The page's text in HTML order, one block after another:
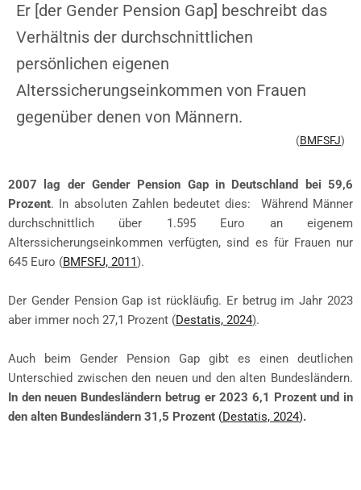
Er [der Gender Pension Gap] beschreibt das
Verhältnis der durchschnittlichen
persönlichen eigenen
Alterssicherungseinkommen von Frauen
gegenüber denen von Männern.
(BMFSFJ)
2007 lag der Gender Pension Gap in Deutschland bei 59,6
Prozent. In absoluten Zahlen bedeutet dies: Während Männer
durchschnittlich über 1.595 Euro an eigenem
Alterssicherungseinkommen verfügten, sind es für Frauen nur
645 Euro (BMFSFJ, 2011).
Der Gender Pension Gap ist rückläufig. Er betrug im Jahr 2023
aber immer noch 27,1 Prozent (Destatis, 2024).
Auch beim Gender Pension Gap gibt es einen deutlichen
Unterschied zwischen den neuen und den alten Bundesländern.
In den neuen Bundesländern betrug er 2023 6,1 Prozent und in
den alten Bundesländern 31,5 Prozent (Destatis, 2024).